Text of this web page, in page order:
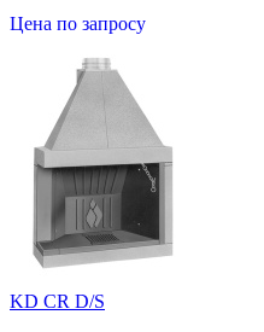
Цена по запросу
KD CR D/S